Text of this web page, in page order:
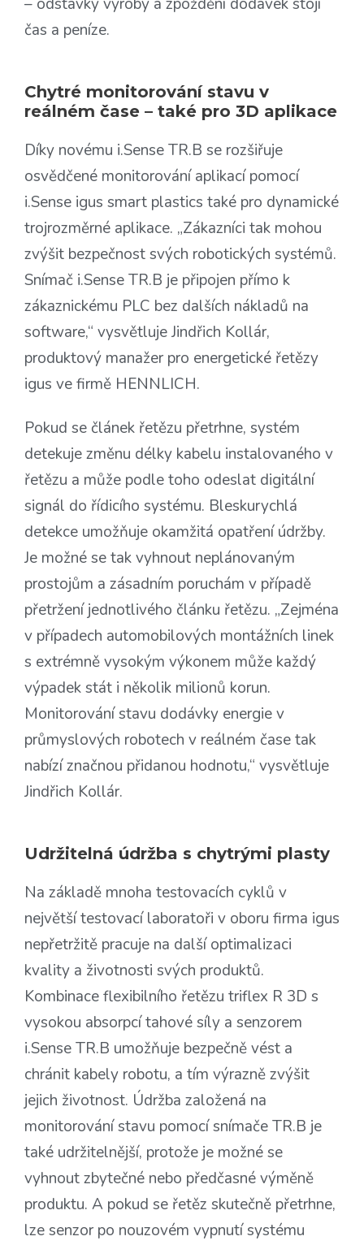
– odstávky výroby a zpoždění dodávek stojí
čas a peníze.
Chytré monitorování stavu v
reálném čase – také pro 3D aplikace
Díky novému i.Sense TR.B se rozšiřuje
osvědčené monitorování aplikací pomocí
i.Sense igus smart plastics také pro dynamické
trojrozměrné aplikace. „Zákazníci tak mohou
zvýšit bezpečnost svých robotických systémů.
Snímač i.Sense TR.B je připojen přímo k
zákaznickému PLC bez dalších nákladů na
software,“ vysvětluje Jindřich Kollár,
produktový manažer pro energetické řetězy
igus ve firmě HENNLICH.
Pokud se článek řetězu přetrhne, systém
detekuje změnu délky kabelu instalovaného v
řetězu a může podle toho odeslat digitální
signál do řídicího systému. Bleskurychlá
detekce umožňuje okamžitá opatření údržby.
Je možné se tak vyhnout neplánovaným
prostojům a zásadním poruchám v případě
přetržení jednotlivého článku řetězu. „Zejména
v případech automobilových montážních linek
s extrémně vysokým výkonem může každý
výpadek stát i několik milionů korun.
Monitorování stavu dodávky energie v
průmyslových robotech v reálném čase tak
nabízí značnou přidanou hodnotu,“ vysvětluje
Jindřich Kollár.
Udržitelná údržba s chytrými plasty
Na základě mnoha testovacích cyklů v
největší testovací laboratoři v oboru firma igus
nepřetržitě pracuje na další optimalizaci
kvality a životnosti svých produktů.
Kombinace flexibilního řetězu triflex R 3D s
vysokou absorpcí tahové síly a senzorem
i.Sense TR.B umožňuje bezpečně vést a
chránit kabely robotu, a tím výrazně zvýšit
jejich životnost. Údržba založená na
monitorování stavu pomocí snímače TR.B je
také udržitelnější, protože je možné se
vyhnout zbytečné nebo předčasné výměně
produktu. A pokud se řetěz skutečně přetrhne,
lze senzor po nouzovém vypnutí systému